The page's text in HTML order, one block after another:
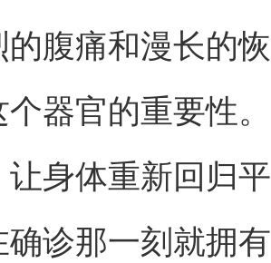
腹痛和漫长的恢
器官的重要性。
身体重新回归平
诊那一刻就拥有